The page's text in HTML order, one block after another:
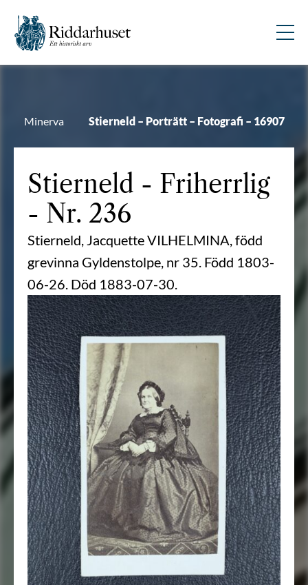
Minerva Stierneld – Porträtt – Fotografi – 16907
Stierneld - Friherrlig
- Nr. 236
Stierneld, Jacquette VILHELMINA, född
grevinna Gyldenstolpe, nr 35. Född 1803-
06-26. Död 1883-07-30.